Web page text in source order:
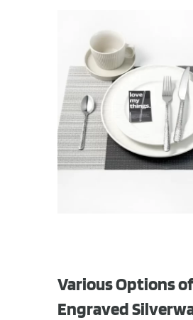
Various Options
Engraved